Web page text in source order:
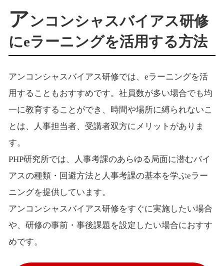
アンコンシャスバイアス研修
にeラーニングを活用する方法
アンコンシャスバイアス研修では、eラーニングを活
用することもおすすめです。社員数が多い場合でも均
一に教育することができ、時間や場所に縛られないこ
とは、人事担当者、受講者双方にメリットがありま
す。
PHP研究所では、人事考課のあらゆる局面に潜むバイ
アスの種類・回避方法と人事考課の基本を学ぶeラー
ニングを提供しています。
アンコンシャスバイアス研修をすぐに実施したい場合
や、研修の事前・事後課題を設定したい場合におすす
めです。